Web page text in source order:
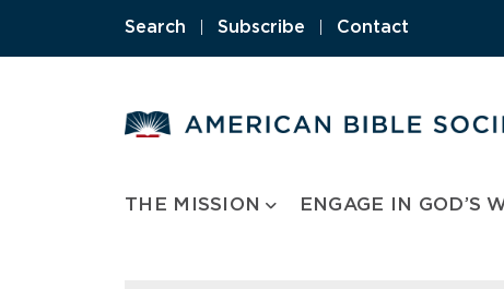
Search Subscribe Contact
THE MISSION ENGAGE IN GOD’S